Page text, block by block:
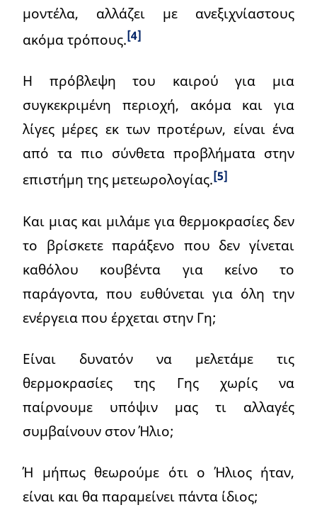
μοντέλα, αλλάζει με ανεξιχνίαστους
ακόμα τρόπους.[4]
Η πρόβλεψη του καιρού για μια
συγκεκριμένη περιοχή, ακόμα και για
λίγες μέρες εκ των προτέρων, είναι ένα
από τα πιο σύνθετα προβλήματα στην
επιστήμη της μετεωρολογίας.[5]
Και μιας και μιλάμε για θερμοκρασίες δεν
το βρίσκετε παράξενο που δεν γίνεται
καθόλου κουβέντα για κείνο το
παράγοντα, που ευθύνεται για όλη την
ενέργεια που έρχεται στην Γη;
Είναι δυνατόν να μελετάμε τις
θερμοκρασίες της Γης χωρίς να
παίρνουμε υπόψιν μας τι αλλαγές
συμβαίνουν στον Ήλιο;
Ή μήπως θεωρούμε ότι ο Ήλιος ήταν,
είναι και θα παραμείνει πάντα ίδιος;